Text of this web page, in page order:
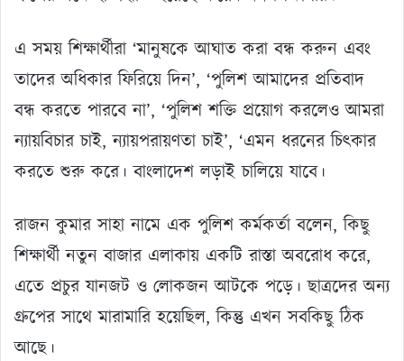
এ সময় শিক্ষার্থীরা ‘মানুষকে আঘাত করা বন্ধ করুন এবং
তাদের অধিকার ফিরিয়ে দিন’, ‘পুলিশ আমাদের প্রতিবাদ
বন্ধ করতে পারবে না’, ‘পুলিশ শক্তি প্রয়োগ করলেও আমরা
ন্যায়বিচার চাই, ন্যায়পরায়ণতা চাই’, ‘এমন ধরনের চিৎকার
করতে শুরু করে। বাংলাদেশ লড়াই চালিয়ে যাবে।
রাজন কুমার সাহা নামে এক পুলিশ কর্মকর্তা বলেন, কিছু
শিক্ষার্থী নতুন বাজার এলাকায় একটি রাস্তা অবরোধ করে,
এতে প্রচুর যানজট ও লোকজন আটকে পড়ে। ছাত্রদের অন্য
গ্রুপের সাথে মারামারি হয়েছিল, কিন্তু এখন সবকিছু ঠিক
আছে।